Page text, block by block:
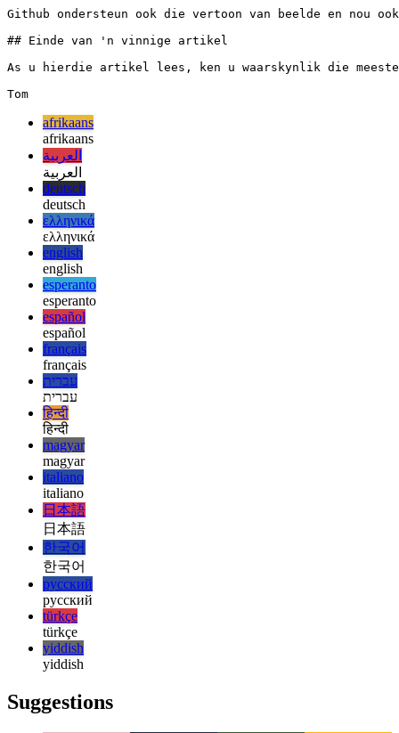
### Media
Github ondersteun ook die vertoon van beelde en nou
## Einde van 'n vinnige artikel
As u hierdie artikel lees, ken u waarskynlik die
afrikaans
afrikaans
العربية
العربية
deutsch
deutsch
ελληνικά
ελληνικά
english
english
esperanto
esperanto
español
español
français
français
עברית
עברית
हिन्दी
हिन्दी
magyar
magyar
italiano
italiano
日本語
日本語
한국어
한국어
русский
русский
türkçe
yiddish